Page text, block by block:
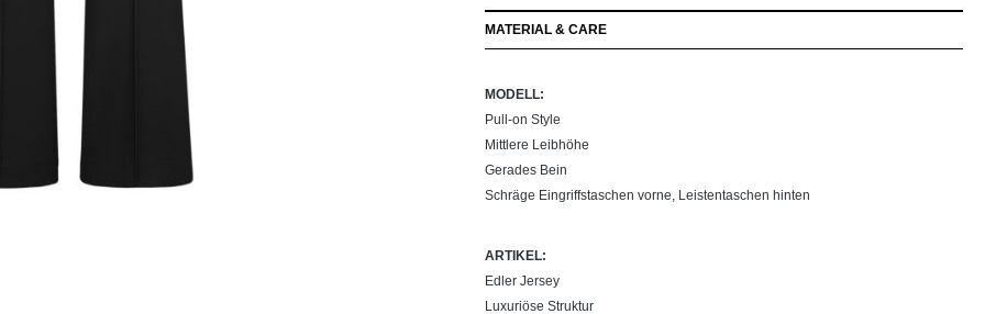
MATERIAL & CARE
MODELL:
Pull-on Style
Mittlere Leibhöhe
Gerades Bein
Schräge Eingriffstaschen vorne, Leistentaschen hinten
ARTIKEL:
Edler Jersey
Luxuriöse Struktur